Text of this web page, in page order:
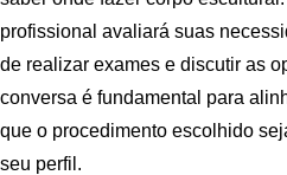
profissional avaliará suas
de realizar exames e discutir as
conversa é fundamental para
que o procedimento escolhido
seu perfil.